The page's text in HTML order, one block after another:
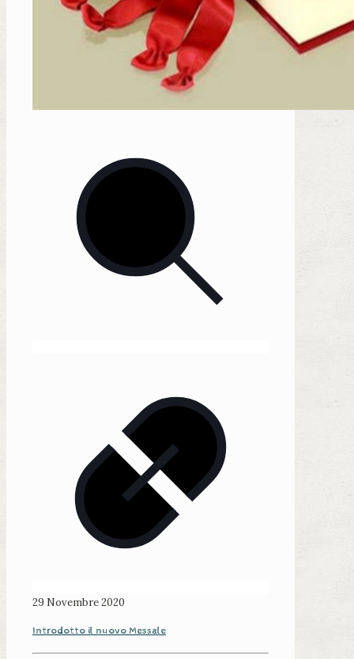
29 Novembre 2020
Introdotto il nuovo Messale